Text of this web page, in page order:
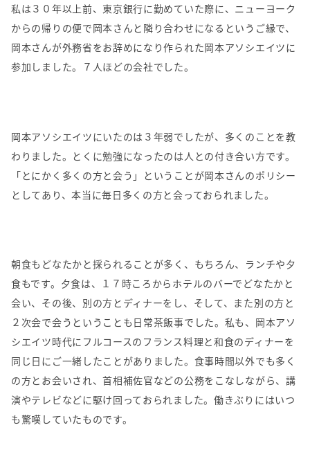
私は３０年以上前、東京銀行に勤めていた際に、ニューヨーク
からの帰りの便で岡本さんと隣り合わせになるというご縁で、
岡本さんが外務省をお辞めになり作られた岡本アソシエイツに
参加しました。７人ほどの会社でした。
岡本アソシエイツにいたのは３年弱でしたが、多くのことを教
わりました。とくに勉強になったのは人との付き合い方です。
「とにかく多くの方と会う」ということが岡本さんのポリシー
としてあり、本当に毎日多くの方と会っておられました。
朝食もどなたかと採られることが多く、もちろん、ランチや夕
食もです。夕食は、１７時ころからホテルのバーでどなたかと
会い、その後、別の方とディナーをし、そして、また別の方と
２次会で会うということも日常茶飯事でした。私も、岡本アソ
シエイツ時代にフルコースのフランス料理と和食のディナーを
同じ日にご一緒したことがありました。食事時間以外でも多く
の方とお会いされ、首相補佐官などの公務をこなしながら、講
演やテレビなどに駆け回っておられました。働きぶりにはいつ
も驚嘆していたものです。